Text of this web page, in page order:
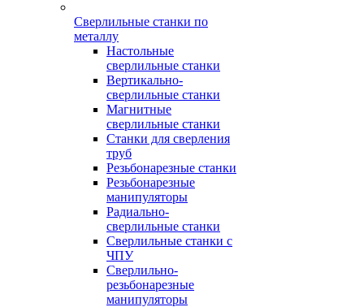
Сверлильные станки по
металлу
Настольные
сверлильные станки
Вертикально-
сверлильные станки
Магнитные
сверлильные станки
Станки для сверления
труб
Резьбонарезные станки
Резьбонарезные
манипуляторы
Радиально-
сверлильные станки
Сверлильные станки с
ЧПУ
Сверлильно-
резьбонарезные
манипуляторы